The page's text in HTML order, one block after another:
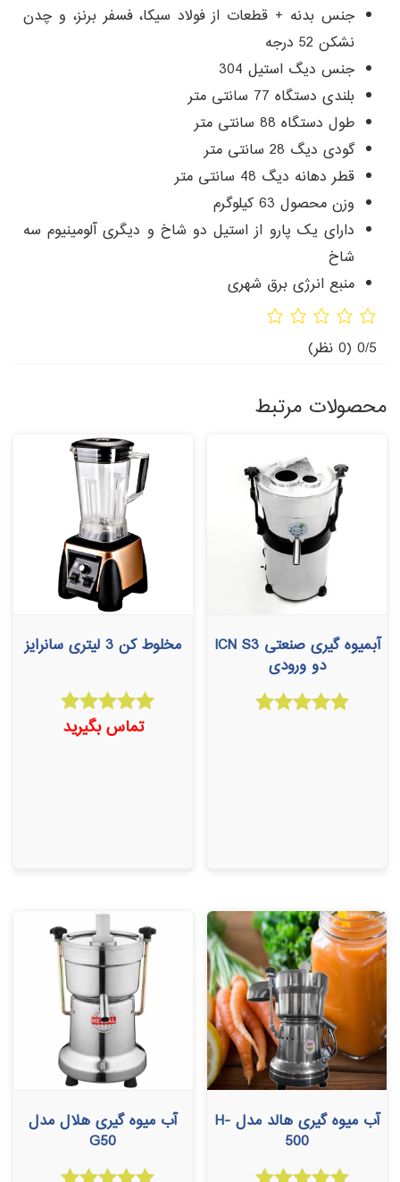
جنس بدنه + قطعات از فولاد سیکا، فسفر برنز، و چدن
نشکن 52 درجه
جنس دیگ استیل 304
بلندی دستگاه 77 سانتی متر
طول دستگاه 88 سانتی‌ متر
گودی دیگ 28 سانتی‌ متر
قطر دهانه دیگ 48 سانتی‌ متر
وزن محصول 63 کیلوگرم
دارای یک پارو از استیل دو شاخ و دیگری آلومینیوم سه
شاخ
منبع انرژی برق شهری
0/5 (0 نظر)
محصولات مرتبط
آبمیوه گیری صنعتی ICN S3
دو ورودی
مخلوط کن 3 لیتری سانرایز
امتیاز
5.00
تماس بگیرید
آب میوه گیری هالد مدل H-
500
آب میوه گیری هلال مدل
G50